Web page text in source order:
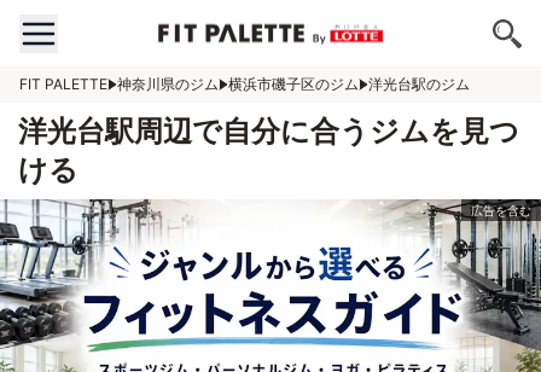
FIT PALETTE 神奈川県のジム 横浜市磯子区のジム 洋光台駅のジム
洋光台駅周辺で自分に合うジムを見つ
ける